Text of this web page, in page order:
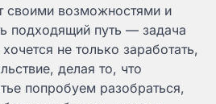
своими возможностями и
подходящий путь — задача
не только заработать,
делая то, что
попробуем разобраться,